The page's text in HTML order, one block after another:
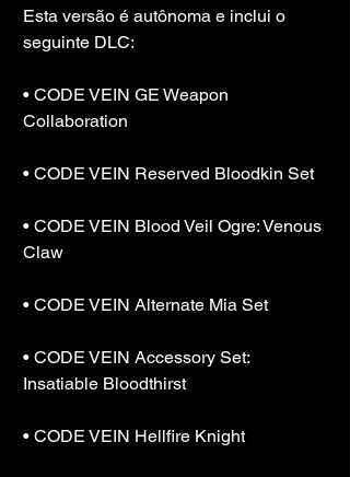
Esta versão é autônoma e inclui o
seguinte DLC:
• CODE VEIN GE Weapon
Collaboration
• CODE VEIN Reserved Bloodkin Set
• CODE VEIN Blood Veil Ogre: Venous
Claw
• CODE VEIN Alternate Mia Set
• CODE VEIN Accessory Set:
Insatiable Bloodthirst
• CODE VEIN Hellfire Knight